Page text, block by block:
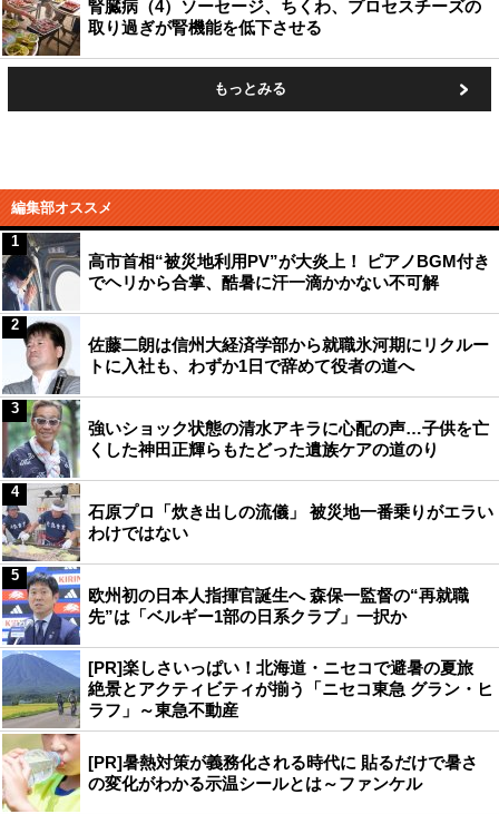
腎臓病（4）ソーセージ、ちくわ、プロセスチーズの
取り過ぎが腎機能を低下させる
もっとみる
編集部オススメ
高市首相“被災地利用PV”が大炎上！ ピアノBGM付き
でヘリから合掌、酷暑に汗一滴かかない不可解
1
佐藤二朗は信州大経済学部から就職氷河期にリクルー
トに入社も、わずか1日で辞めて役者の道へ
2
強いショック状態の清水アキラに心配の声…子供を亡
くした神田正輝らもたどった遺族ケアの道のり
3
石原プロ「炊き出しの流儀」 被災地一番乗りがエラい
わけではない
4
欧州初の日本人指揮官誕生へ 森保一監督の“再就職
先”は「ベルギー1部の日系クラブ」一択か
5
[PR]楽しさいっぱい！北海道・ニセコで避暑の夏旅
絶景とアクティビティが揃う「ニセコ東急 グラン・ヒ
ラフ」～東急不動産
[PR]暑熱対策が義務化される時代に 貼るだけで暑さ
の変化がわかる示温シールとは～ファンケル